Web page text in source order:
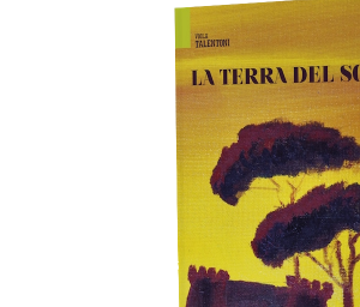
AGGIUNGI AL